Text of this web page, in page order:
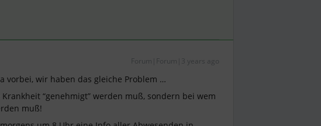
Forum|Forum|3 years ago
vorbei, wir haben das gleiche Problem …
“genehmigt” werden muß, sondern bei wem
muß!